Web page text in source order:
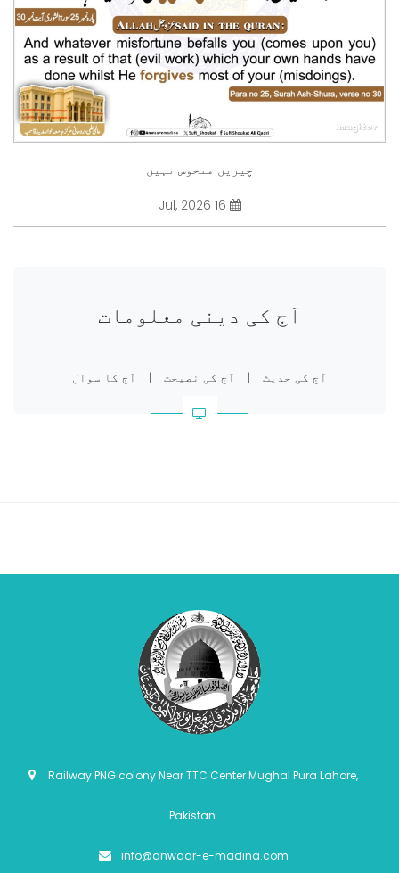
چیزیں منحوس نہیں
آج کی دینی معلومات
آج کی حدیث | آج کی نصیحت | آج کا سوال
Railway PNG colony Near TTC Center Mughal Pura Lahore,
Pakistan.
info@anwaar-e-madina.com